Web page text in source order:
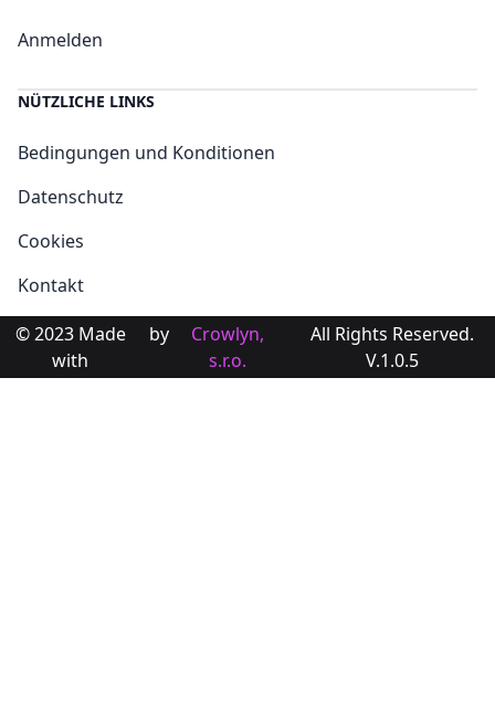
Anmelden
NÜTZLICHE LINKS
Bedingungen und Konditionen
Datenschutz
Cookies
Kontakt
© 2023 Made
with
by
Crowlyn,
s.r.o.
All Rights Reserved.
V.1.0.5